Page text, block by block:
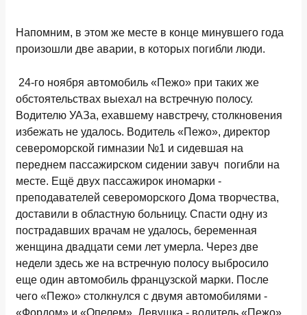
Напомним, в этом же месте в конце минувшего года
произошли две аварии, в которых погибли люди.
24-го ноября автомобиль «Пежо» при таких же
обстоятельствах выехал на встречную полосу.
Водителю УАЗа, ехавшему навстречу, столкновения
избежать не удалось. Водитель «Пежо», директор
североморской гимназии №1 и сидевшая на
переднем пассажирском сидении завуч погибли на
месте. Ещё двух пассажирок иномарки -
преподавателей североморского Дома творчества,
доставили в областную больницу. Спасти одну из
пострадавших врачам не удалось, беременная
женщина двадцати семи лет умерла. Через две
недели здесь же на встречную полосу выбросило
еще один автомобиль французской марки. После
чего «Пежо» столкнулся с двумя автомобилями -
«Фордом» и «Опелем». Девушка - водитель «Пежо»